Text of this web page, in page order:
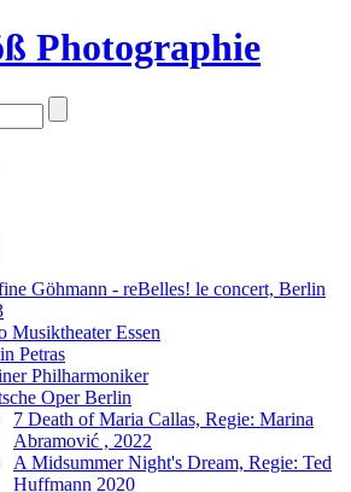
ß Photographie
Göhmann - reBelles! le concert, Berlin
Musiktheater Essen
Petras
Philharmoniker
Oper Berlin
7 Death of Maria Callas, Regie: Marina
Abramović , 2022
A Midsummer Night's Dream, Regie: Ted
Huffmann 2020